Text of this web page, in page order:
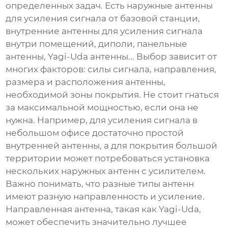
определенных задач. Есть наружные антенны
для усиления сигнала от базовой станции,
внутренние антенны для усиления сигнала
внутри помещений, диполи, панельные
антенны, Yagi-Uda антенны... Выбор зависит от
многих факторов: силы сигнала, направления,
размера и расположения антенны,
необходимой зоны покрытия. Не стоит гнаться
за максимальной мощностью, если она не
нужна. Например, для усиления сигнала в
небольшом офисе достаточно простой
внутренней антенны, а для покрытия большой
территории может потребоваться установка
нескольких наружных антенн с усилителем.
Важно понимать, что разные типы антенн
имеют разную направленность и усиление.
Направленная антенна, такая как Yagi-Uda,
может обеспечить значительно лучшее